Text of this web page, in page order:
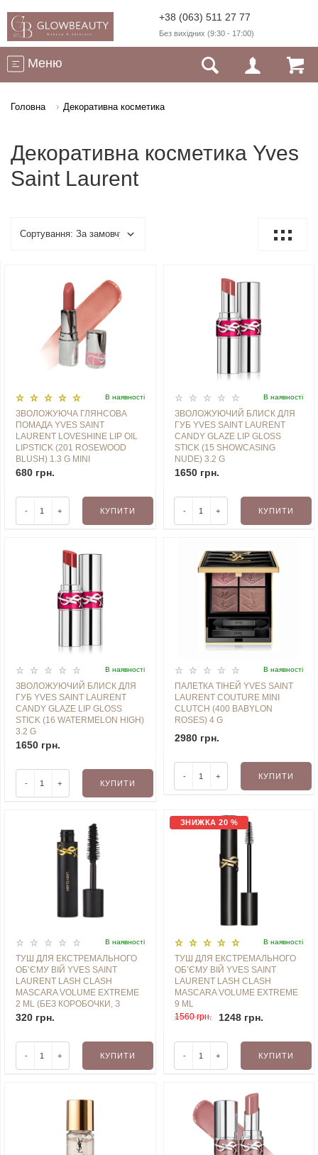
+38 (063) 511 27 77
Без вихідних (9:30 - 17:00)
Меню
Головна Декоративна косметика
Декоративна косметика Yves
Saint Laurent
В наявностi
ЗВОЛОЖУЮЧА ГЛЯНСОВА
ПОМАДА YVES SAINT
LAURENT LOVESHINE LIP OIL
LIPSTICK (201 ROSEWOOD
BLUSH) 1.3 G MINI
680 грн.
- + КУПИТИ
В наявностi
ЗВОЛОЖУЮЧИЙ БЛИСК ДЛЯ
ГУБ YVES SAINT LAURENT
CANDY GLAZE LIP GLOSS
STICK (15 SHOWCASING
NUDE) 3.2 G
1650 грн.
- + КУПИТИ
В наявностi
ЗВОЛОЖУЮЧИЙ БЛИСК ДЛЯ
ГУБ YVES SAINT LAURENT
CANDY GLAZE LIP GLOSS
STICK (16 WATERMELON HIGH)
3.2 G
1650 грн.
- + КУПИТИ
В наявностi
ПАЛЕТКА ТІНЕЙ YVES SAINT
LAURENT COUTURE MINI
CLUTCH (400 BABYLON
ROSES) 4 G
2980 грн.
- + КУПИТИ
В наявностi
ТУШ ДЛЯ ЕКСТРЕМАЛЬНОГО
ОБʼЄМУ ВІЙ YVES SAINT
LAURENT LASH CLASH
MASCARA VOLUME EXTREME
2 ML (БЕЗ КОРОБОЧКИ, З
НАБОРУ)
320 грн.
- + КУПИТИ
ЗНИЖКА 20 %
В наявностi
ТУШ ДЛЯ ЕКСТРЕМАЛЬНОГО
ОБʼЄМУ ВІЙ YVES SAINT
LAURENT LASH CLASH
MASCARA VOLUME EXTREME
9 ML
1560 грн.
1248 грн.
- + КУПИТИ